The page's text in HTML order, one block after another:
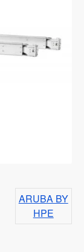
ARUBA BY
HPE